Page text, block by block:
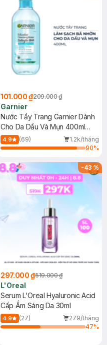
101.000 ₫209.000 ₫
Garnier
Nước Tẩy Trang Garnier Dành
Cho Da Dầu Và Mụn 400ml
(Mới)
4.9 (69)
1.2k/tháng
90%
-43%
297.000 ₫519.000 ₫
L'Oreal
Serum L'Oreal Hyaluronic Acid
Cấp Ẩm Sáng Da 30ml
4.9 (27)
279/tháng
47%